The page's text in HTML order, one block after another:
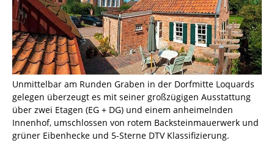
Unmittelbar am Runden Graben in der Dorfmitte Loquards
gelegen überzeugt es mit seiner großzügigen Ausstattung
über zwei Etagen (EG + DG) und einem anheimelnden
Innenhof, umschlossen von rotem Backsteinmauerwerk und
grüner Eibenhecke und 5-Sterne DTV Klassifizierung.